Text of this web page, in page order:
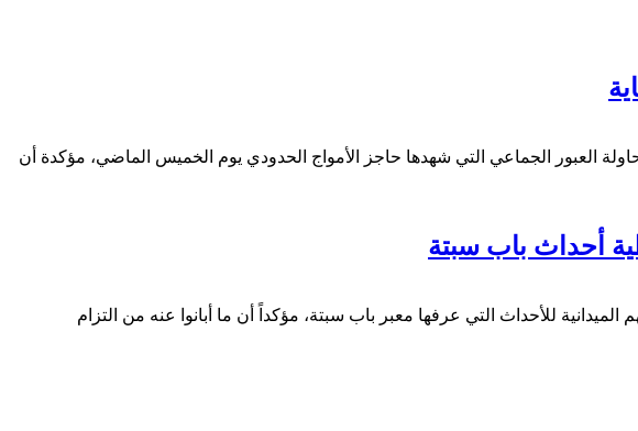
ما زالوا متواجدين داخل المدينة، بعد محاولة العبور الجماعي التي شهدها حاجز الأمواج الحدودي يوم الخميس الماضي، مؤكدة أن
أحداث باب سبتة
الميدانية للأحداث التي عرفها معبر باب سبتة، مؤكداً أن ما أبانوا عنه من التزام